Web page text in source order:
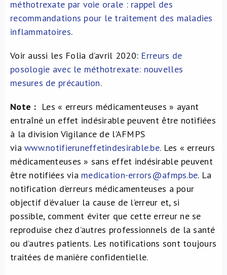
méthotrexate par voie orale : rappel des
recommandations pour le traitement des maladies
inflammatoires.
Voir aussi les Folia d’avril 2020: Erreurs de
posologie avec le méthotrexate: nouvelles
mesures de précaution.
Note : Les « erreurs médicamenteuses » ayant
entraîné un effet indésirable peuvent être notifiées
à la division Vigilance de l’AFMPS
viawww.notifieruneffetindesirable.be. Les « erreurs
médicamenteuses » sans effet indésirable peuvent
être notifiées via medication-errors@afmps.be. La
notification d’erreurs médicamenteuses a pour
objectif d’évaluer la cause de l’erreur et, si
possible, comment éviter que cette erreur ne se
reproduise chez d’autres professionnels de la santé
ou d’autres patients. Les notifications sont toujours
traitées de manière confidentielle.